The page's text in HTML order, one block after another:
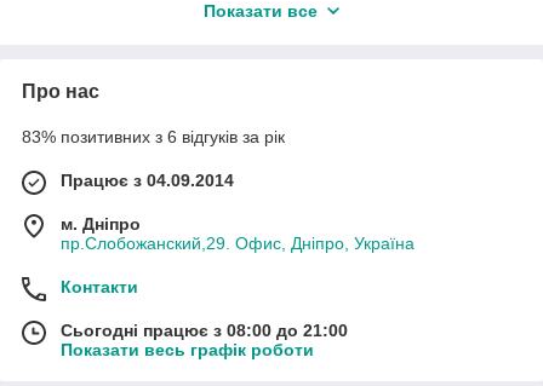
садовый инструмент или сельскохозяйственная техника,
Показати все
Про нас
83% позитивних з 6 відгуків за рік
Працює з 04.09.2014
м. Дніпро
пр.Слобожанский,29. Офис, Дніпро, Україна
Контакти
Сьогодні працює з 08:00 до 21:00
Показати весь графік роботи